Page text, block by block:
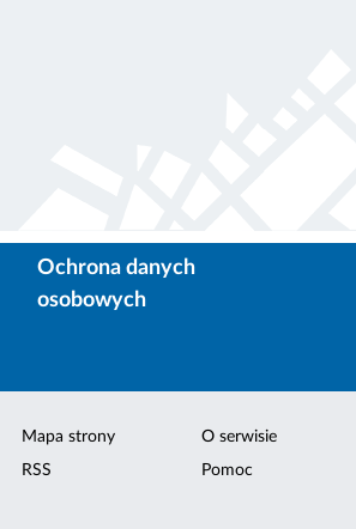
Ochrona danych
osobowych
Mapa strony
RSS
O serwisie
Pomoc